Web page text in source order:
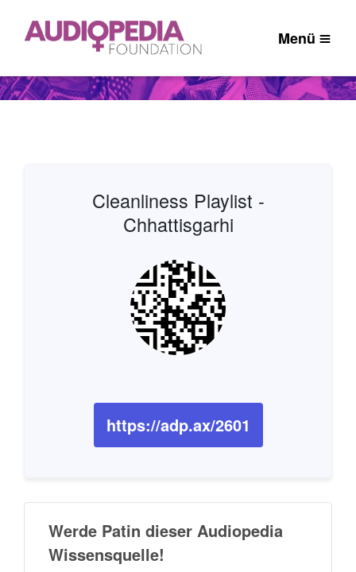
Menü
Cleanliness Playlist -
Chhattisgarhi
https://adp.ax/2601
Werde Patin dieser Audiopedia
Wissensquelle!